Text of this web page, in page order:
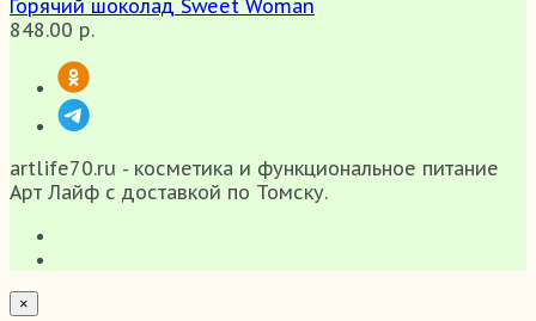
Горячий шоколад Sweet Woman
848.00 р.
artlife70.ru - косметика и функциональное питание
Арт Лайф с доставкой по Томску.
×